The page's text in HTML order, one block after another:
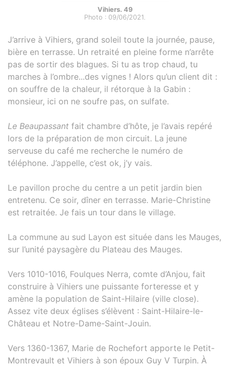
Vihiers. 49
Photo : 09/06/2021.
J’arrive à Vihiers, grand soleil toute la journée, pause,
bière en terrasse. Un retraité en pleine forme n’arrête
pas de sortir des blagues. Si tu as trop chaud, tu
marches à l’ombre...des vignes ! Alors qu’un client dit :
on souffre de la chaleur, il rétorque à la Gabin :
monsieur, ici on ne soufre pas, on sulfate.
Le Beaupassant fait chambre d’hôte, je l’avais repéré
lors de la préparation de mon circuit. La jeune
serveuse du café me recherche le numéro de
téléphone. J’appelle, c’est ok, j’y vais.
Le pavillon proche du centre a un petit jardin bien
entretenu. Ce soir, dîner en terrasse. Marie-Christine
est retraitée. Je fais un tour dans le village.
La commune au sud Layon est située dans les Mauges,
sur l’unité paysagère du Plateau des Mauges.
Vers 1010-1016, Foulques Nerra, comte d’Anjou, fait
construire à Vihiers une puissante forteresse et y
amène la population de Saint-Hilaire (ville close).
Assez vite deux églises s’élèvent : Saint-Hilaire-le-
Château et Notre-Dame-Saint-Jouin.
Vers 1360-1367, Marie de Rochefort apporte le Petit-
Montrevault et Vihiers à son époux Guy V Turpin. À